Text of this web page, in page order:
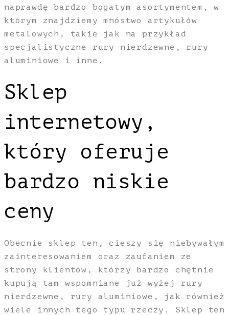
naprawdę bardzo bogatym asortymentem, w
którym znajdziemy mnóstwo artykułów
metalowych, takie jak na przykład
specjalistyczne rury nierdzewne, rury
aluminiowe i inne.
Sklep
internetowy,
który oferuje
bardzo niskie
ceny
Obecnie sklep ten, cieszy się niebywałym
zainteresowaniem oraz zaufaniem ze
strony klientów, którzy bardzo chętnie
kupują tam wspomniane już wyżej rury
nierdzewne, rury aluminiowe, jak również
wiele innych tego typu rzeczy. Sklep ten